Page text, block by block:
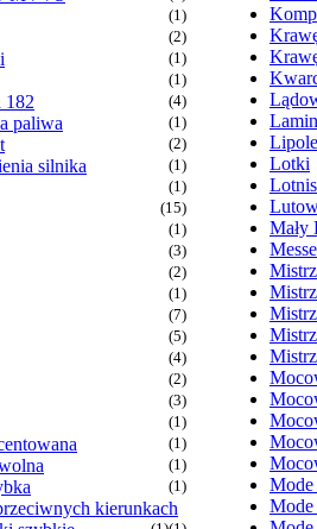
(1)
(2)
(1)
(1)
182 (4)
paliwa (1)
(2)
silnika (1)
(1)
(15)
(1)
(3)
(2)
(1)
(7)
(5)
(4)
(2)
(3)
(1)
(1)
(1)
(1)
kierunkach
Lipole
Lotki
Mały
Mode
Mode